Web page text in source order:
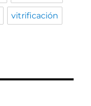
vitrificación